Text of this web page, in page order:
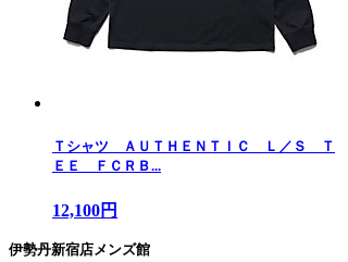
Ｔシャツ ＡＵＴＨＥＮＴＩＣ Ｌ／Ｓ Ｔ
ＥＥ ＦＣＲＢ...
12,100円
伊勢丹新宿店メンズ館